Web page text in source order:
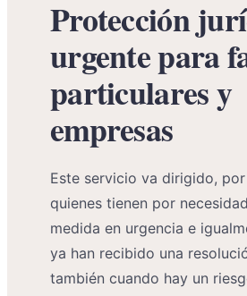
Protección
urgente para
particulares y
empresas
Este servicio va dirigido,
quienes tienen por
medida en urgencia e
ya han recibido una
también cuando hay un